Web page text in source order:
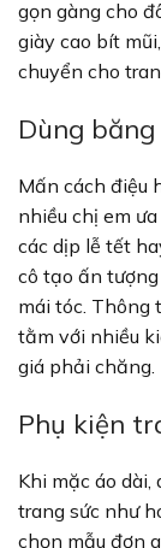
gọn gàng cho
giày cao bít
chuyển cho
Dùng
Mấn cách điệu
nhiều chị em
các dịp lễ tết
cô tạo ấn
mái tóc. Thông
tằm với nhiều
giá phải chăng.
Phụ kiện
Khi mặc áo
trang sức như
chọn mẫu đơn